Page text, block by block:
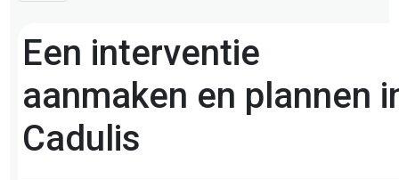
Een interventie
aanmaken en plannen
Cadulis